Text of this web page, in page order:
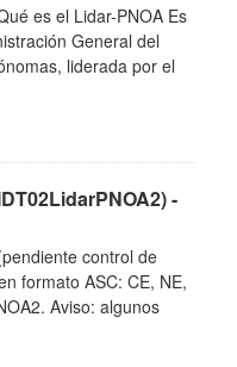
es el Lidar-PNOA Es
General del
liderada por el
-
control de
formato ASC: CE, NE,
Aviso: algunos